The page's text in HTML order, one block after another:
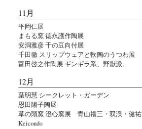
11月
平岡仁展
まもる窯 徳永護作陶展
安洞雅彦 千の豆向付展
千田徹 スリップウェアと軟陶のうつわ展
富田啓之作陶展 ギンギラ系、野獣派。
12月
葉明慧 シークレット・ガーデン
恩田陽子陶展
草の頭窯 澄心窯展 青山禮三・双渓・健祐
Keicondo